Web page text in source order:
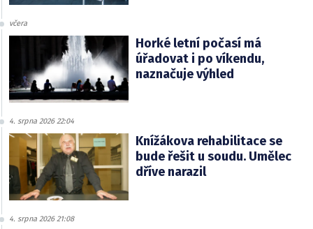
včera
Horké letní počasí má
úřadovat i po víkendu,
naznačuje výhled
4. srpna 2026 22:04
Knížákova rehabilitace se
bude řešit u soudu. Umělec
dříve narazil
4. srpna 2026 21:08